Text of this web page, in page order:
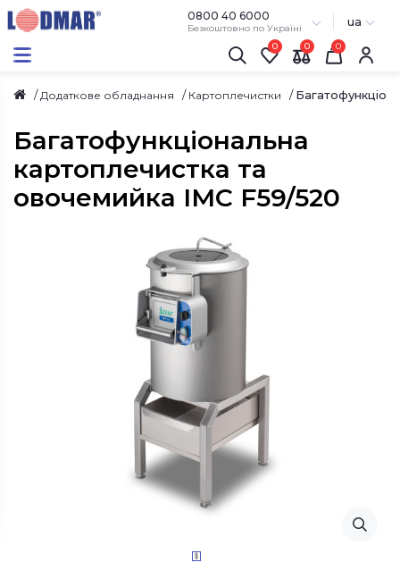
0800 40 6000
Безкоштовно по Україні ua
0 0
Додаткове обладнання Картоплечистки
Багатофункціональна
картоплечистка та
овочемийка IMC F59/520